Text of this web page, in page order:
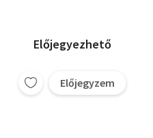
Előjegyezhető
Előjegyzem